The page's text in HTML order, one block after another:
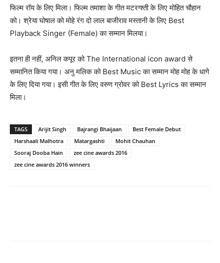
फिल्‍म रॉय के लिए मिला। फिल्‍म तमाशा के गीत मटरग्‍श्‍ती के लिए मोहित चौहान
को। श्रेया घोषाल को मोहे रंग दो लाल बाजीराव मस्‍तानी के लिए Best
Playback Singer (Female) का सम्‍मान मिलया।
इतना ही नहीं, अनिल कपूर को The International icon award से
सम्‍मानित किया गया। अनु मलिक को Best Music का सम्‍मान मोह मोह के धागे
के लिए दिया गया। इसी गीत के लिए वरुण ग्रोवर को Best Lyrics का सम्‍मान
मिला।
TAGS Arijit Singh Bajrangi Bhaijaan
Best Female Debut
Harshaali Malhotra
Matargashti
Mohit Chauhan
Sooraj Dooba Hain
zee cine awards 2016
zee cine awards 2016 winners